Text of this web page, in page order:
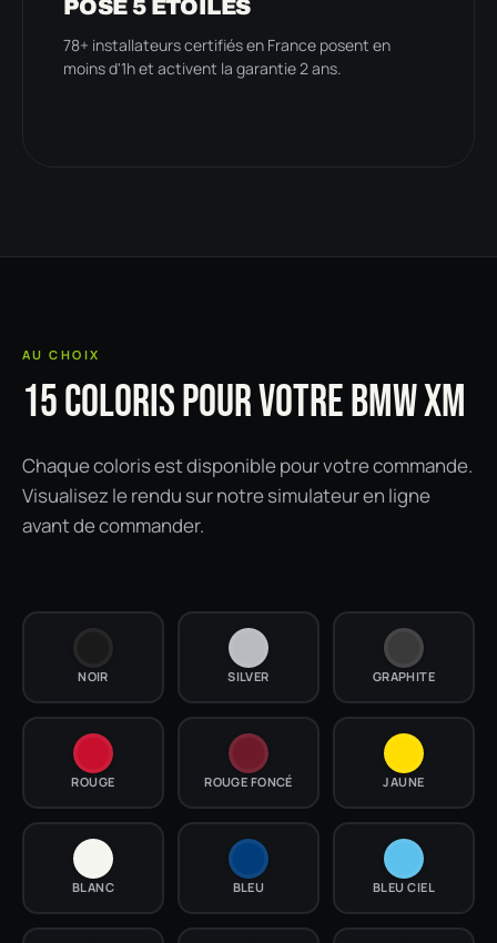
POSE 5 ÉTOILES
78+ installateurs certifiés en France posent en
moins d'1h et activent la garantie 2 ans.
AU CHOIX
15 COLORIS POUR VOTRE BMW XM
Chaque coloris est disponible pour votre commande.
Visualisez le rendu sur notre simulateur en ligne
avant de commander.
NOIR SILVER GRAPHITE
ROUGE ROUGE FONCÉ JAUNE
BLANC BLEU BLEU CIEL